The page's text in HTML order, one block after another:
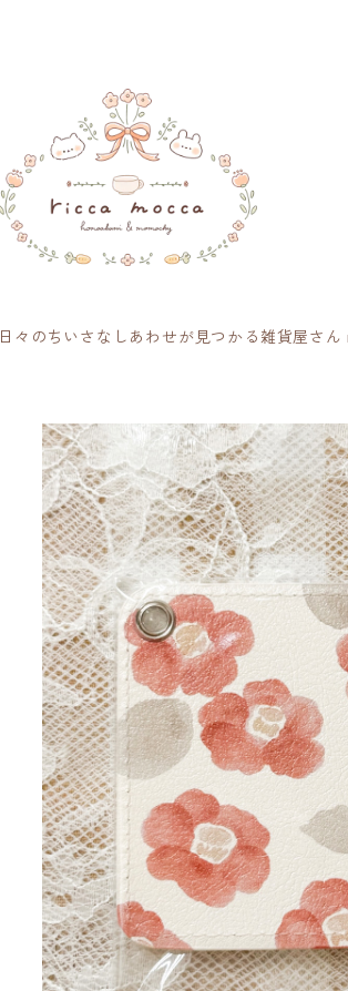
日々のちいさなしあわせが見つかる雑貨屋さ